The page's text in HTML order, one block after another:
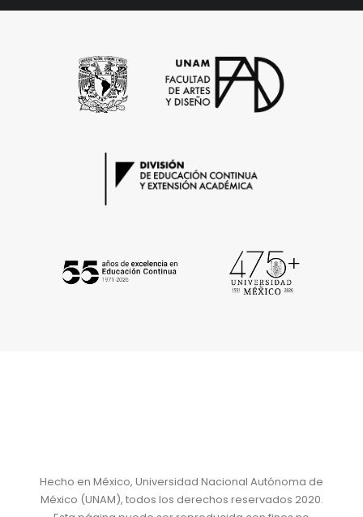
Hecho en México, Universidad Nacional Autónoma de
México (UNAM), todos los derechos reservados 2020.